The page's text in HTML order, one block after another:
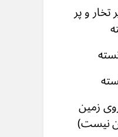
و پر
زمین
نیست)